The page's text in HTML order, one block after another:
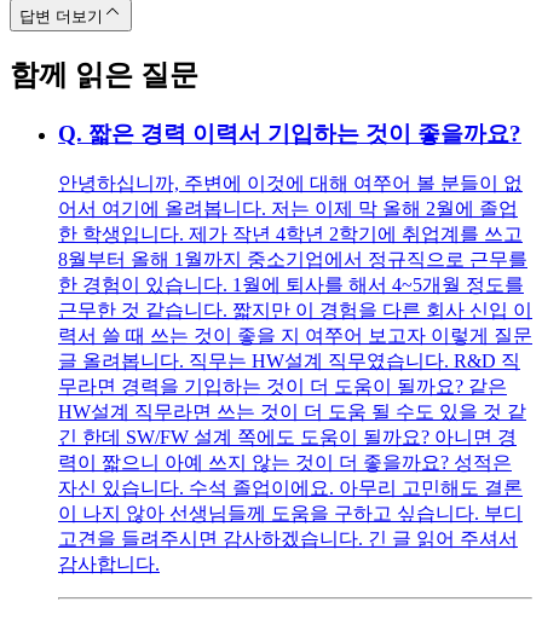
답변 더보기
함께 읽은 질문
Q. 짧은 경력 이력서 기입하는 것이 좋을까요?
안녕하십니까, 주변에 이것에 대해 여쭈어 볼 분들이 없
어서 여기에 올려봅니다. 저는 이제 막 올해 2월에 졸업
한 학생입니다. 제가 작년 4학년 2학기에 취업계를 쓰고
8월부터 올해 1월까지 중소기업에서 정규직으로 근무를
한 경험이 있습니다. 1월에 퇴사를 해서 4~5개월 정도를
근무한 것 같습니다. 짧지만 이 경험을 다른 회사 신입 이
력서 쓸 때 쓰는 것이 좋을 지 여쭈어 보고자 이렇게 질문
글 올려봅니다. 직무는 HW설계 직무였습니다. R&D 직
무라면 경력을 기입하는 것이 더 도움이 될까요? 같은
HW설계 직무라면 쓰는 것이 더 도움 될 수도 있을 것 같
긴 한데 SW/FW 설계 쪽에도 도움이 될까요? 아니면 경
력이 짧으니 아예 쓰지 않는 것이 더 좋을까요? 성적은
자신 있습니다. 수석 졸업이에요. 아무리 고민해도 결론
이 나지 않아 선생님들께 도움을 구하고 싶습니다. 부디
고견을 들려주시면 감사하겠습니다. 긴 글 읽어 주셔서
감사합니다.